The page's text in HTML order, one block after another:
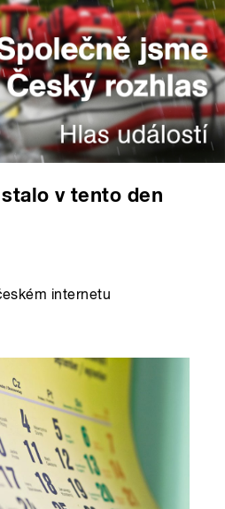
v tento den
internetu